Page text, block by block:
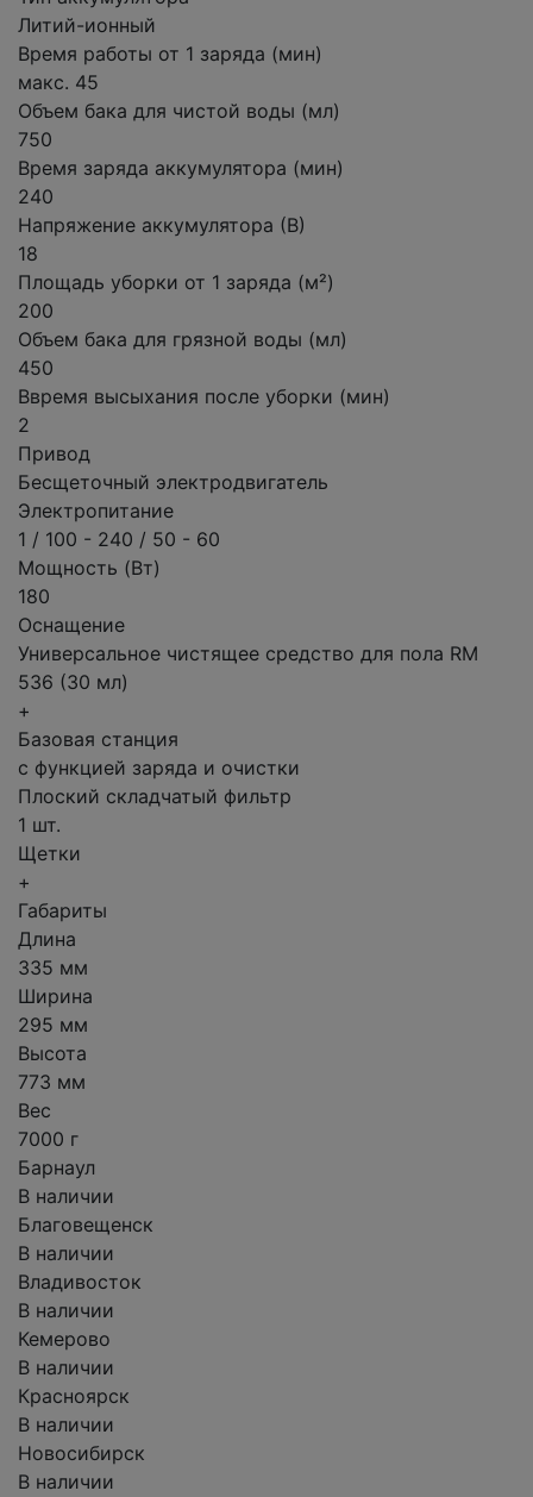
Литий-ионный
Время работы от 1 заряда (мин)
макс. 45
Объем бака для чистой воды (мл)
750
Время заряда аккумулятора (мин)
240
Напряжение аккумулятора (В)
18
Площадь уборки от 1 заряда (м²)
200
Объем бака для грязной воды (мл)
450
Ввремя высыхания после уборки (мин)
2
Привод
Бесщеточный электродвигатель
Электропитание
1 / 100 - 240 / 50 - 60
Мощность (Вт)
180
Оснащение
Универсальное чистящее средство для пола RM
536 (30 мл)
+
Базовая станция
с функцией заряда и очистки
Плоский складчатый фильтр
1 шт.
Щетки
+
Габариты
Длина
335 мм
Ширина
295 мм
Высота
773 мм
Вес
7000 г
Барнаул
В наличии
Благовещенск
В наличии
Владивосток
В наличии
Кемерово
В наличии
Красноярск
В наличии
Новосибирск
В наличии